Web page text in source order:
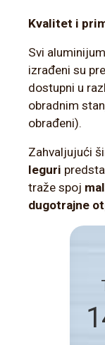
Kvalitet i
Svi
izrađeni su
dostupni u
obradnim
obrađeni).
Zahvaljujući
leguri
traže spoj
dugotrajne